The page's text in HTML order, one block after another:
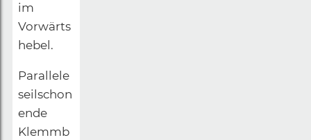
im
Vorwärts
hebel.
Parallele
seilschon
ende
Klemmb